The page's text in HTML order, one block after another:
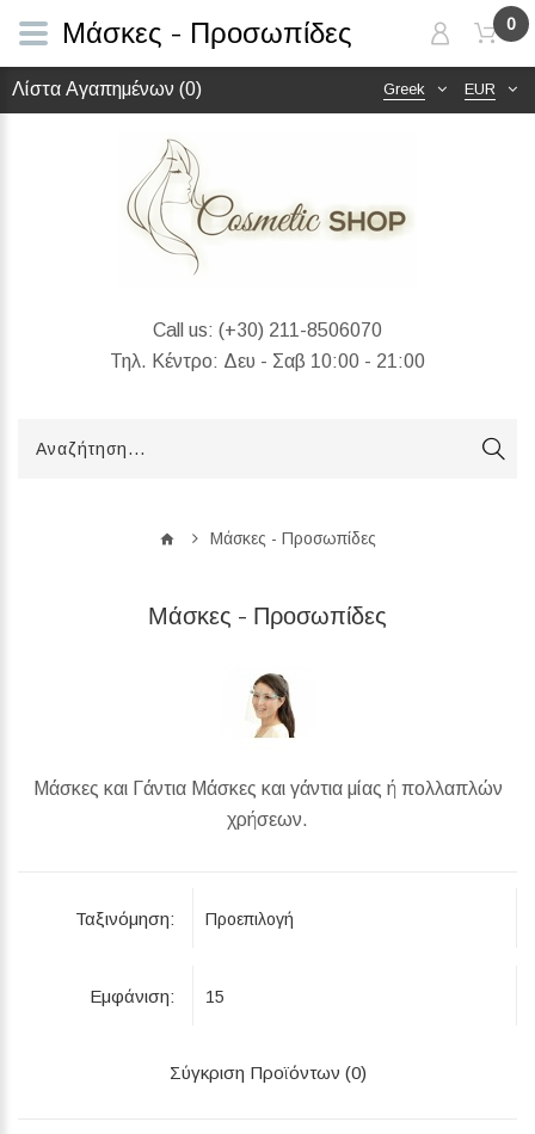
EUR
Greek
Call us: (+30) 211-8506070
Τηλ. Κέντρο: Δευ - Σαβ 10:00 - 21:00
0
Λίστα Αγαπημένων (0)
Μάσκες - Προσωπίδες
Μάσκες - Προσωπίδες
Μάσκες και Γάντια Μάσκες και γάντια μίας ή πολλαπλών
χρήσεων.
Ταξινόμηση:
Εμφάνιση:
Σύγκριση Προϊόντων (0)
Μάσκες - Προσωπίδες